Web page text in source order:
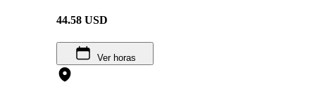
44.58 USD
Ver horas